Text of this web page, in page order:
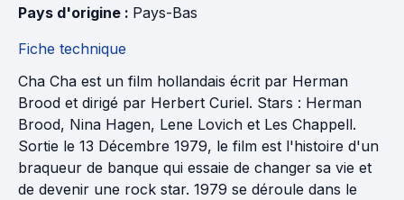
Pays d'origine : Pays-Bas
Fiche technique
Cha Cha est un film hollandais écrit par Herman
Brood et dirigé par Herbert Curiel. Stars : Herman
Brood, Nina Hagen, Lene Lovich et Les Chappell.
Sortie le 13 Décembre 1979, le film est l'histoire d'un
braqueur de banque qui essaie de changer sa vie et
de devenir une rock star. 1979 se déroule dans le